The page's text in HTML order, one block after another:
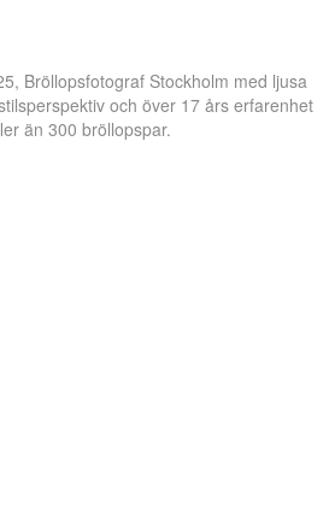
Bröllopsfotograf Stockholm med ljusa
och över 17 års erfarenhet
än 300 bröllopspar.